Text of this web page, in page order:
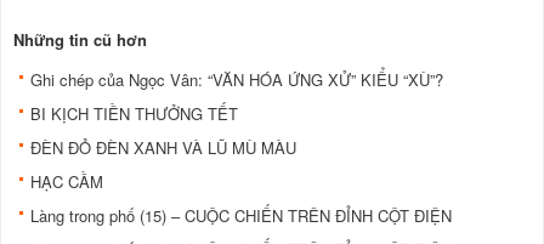
Những tin cũ hơn
Ghi chép của Ngọc Vân: “VĂN HÓA ỨNG XỬ” KIỂU “XÙ”?
BI KỊCH TIỀN THƯỞNG TẾT
ÐÈN ÐỎ ÐÈN XANH VÀ LŨ MÙ MÀU
HẠC CẦM
Làng trong phố (15) – CUỘC CHIẾN TRÊN ĐỈNH CỘT ĐIỆN